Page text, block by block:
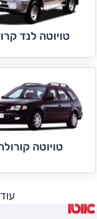
טויוטה לנד
טויוטה